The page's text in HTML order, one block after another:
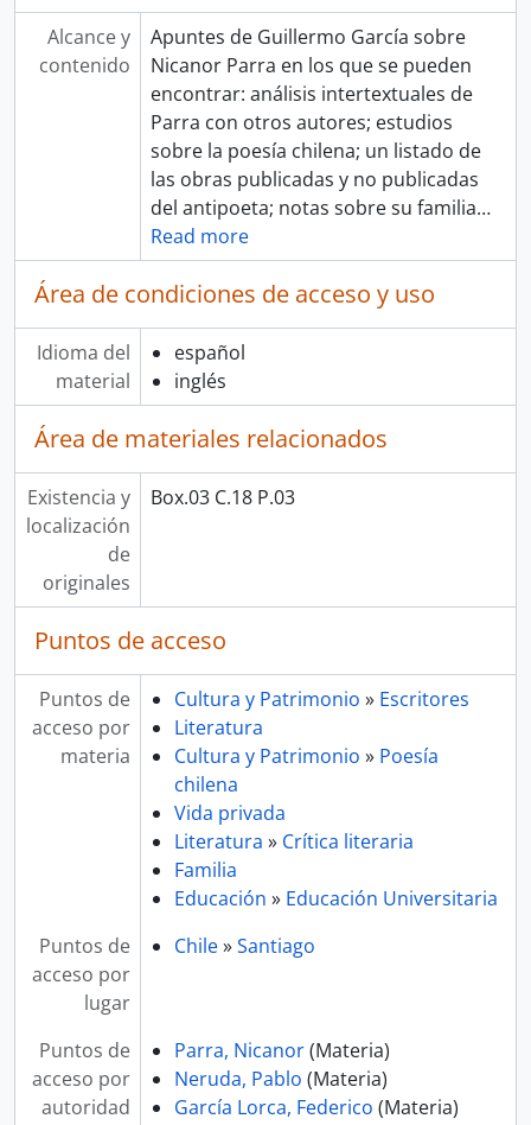
Alcance y
contenido
Apuntes de Guillermo García sobre
Nicanor Parra en los que se pueden
encontrar: análisis intertextuales de
Parra con otros autores; estudios
sobre la poesía chilena; un listado de
las obras publicadas y no publicadas
del antipoeta; notas sobre su familia…
Read more
Área de condiciones de acceso y uso
Idioma del
material
español
inglés
Área de materiales relacionados
Existencia y
localización
de
originales
Box.03 C.18 P.03
Puntos de acceso
Puntos de
acceso por
materia
Cultura y Patrimonio » Escritores
Literatura
Cultura y Patrimonio » Poesía
chilena
Vida privada
Literatura » Crítica literaria
Familia
Educación » Educación Universitaria
Puntos de
acceso por
lugar
Chile»Santiago
Puntos de
acceso por
autoridad
Parra, Nicanor(Materia)
Neruda, Pablo (Materia)
García Lorca, Federico (Materia)